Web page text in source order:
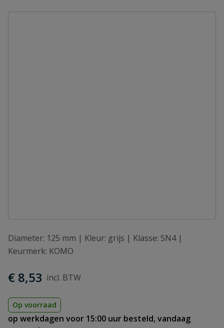
Diameter: 125 mm | Kleur: grijs | Klasse: SN4 |
Keurmerk: KOMO
€ 8,53
Op voorraad
op werkdagen voor 15:00 uur besteld, vandaag